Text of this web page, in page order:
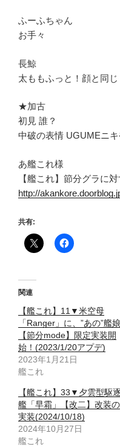
ふーふちゃん
お手々
長鯨
太ももふっと！顔と同
★加古
初見 誰？
中破の表情 UGUMEニキ
あ艦これ様
【艦これ】節分グラに
http://
共有:
関連
【艦これ】11▼米空母
「Ranger」に、”あの”艦娘
【節分mode】限定実装開
始！(2023/1/20アプデ)
2023年1月21日
艦これ
【艦これ】33▼夕雲型駆逐
艦「早霜」【改二】改装の
実装(2024/10/18)
2024年10月27日
艦これ